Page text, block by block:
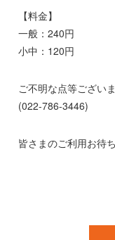
【料金】
一般：240円
小中：120円
ご不明な点等ござい
(022-786-3446)
皆さまのご利用お待